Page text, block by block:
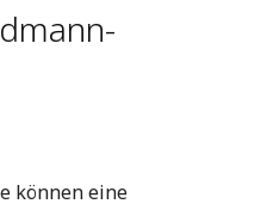
können eine